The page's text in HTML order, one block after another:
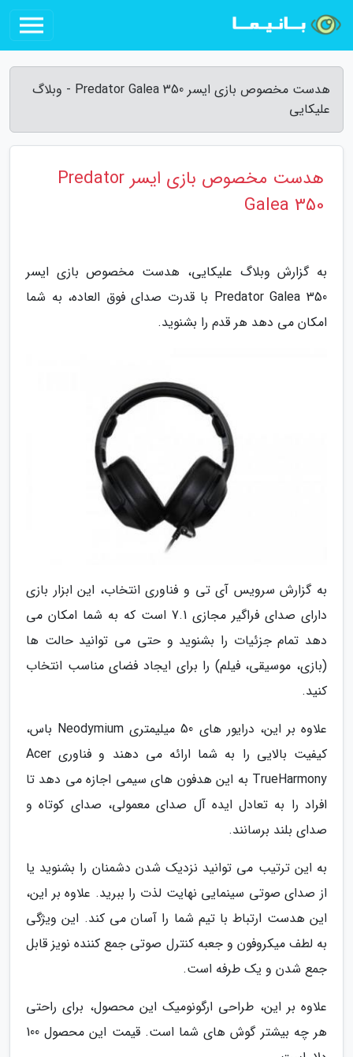
هدست مخصوص بازی ایسر Predator Galea 350 - وبلاگ
علیکایی
هدست مخصوص بازی ایسر Predator
Galea 350
به گزارش وبلاگ علیکایی، هدست مخصوص بازی ایسر
Predator Galea 350 با قدرت صدای فوق العاده، به شما
امکان می دهد هر قدم را بشنوید.
به گزارش سرویس آی تی و فناوری انتخاب، این ابزار بازی
دارای صدای فراگیر مجازی 7.1 است که به شما امکان می
دهد تمام جزئیات را بشنوید و حتی می توانید حالت ها
(بازی، موسیقی، فیلم) را برای ایجاد فضای مناسب انتخاب
کنید.
علاوه بر این، درایور های 50 میلیمتری Neodymium باس،
کیفیت بالایی را به شما ارائه می دهند و فناوری Acer
TrueHarmony به این هدفون های سیمی اجازه می دهد تا
افراد را به تعادل ایده آل صدای معمولی، صدای کوتاه و
صدای بلند برسانند.
به این ترتیب می توانید نزدیک شدن دشمنان را بشنوید یا
از صدای صوتی سینمایی نهایت لذت را ببرید. علاوه بر این،
این هدست ارتباط با تیم شما را آسان می کند. این ویژگی
به لطف میکروفون و جعبه کنترل صوتی جمع کننده نویز قابل
جمع شدن و یک طرفه است.
علاوه بر این، طراحی ارگونومیک این محصول، برای راحتی
هر چه بیشتر گوش های شما است. قیمت این محصول 100